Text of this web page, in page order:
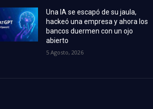
Una IA se escapó de su jaula,
hackeó una empresa y ahora los
bancos duermen con un ojo
abierto
5 Agosto, 2026